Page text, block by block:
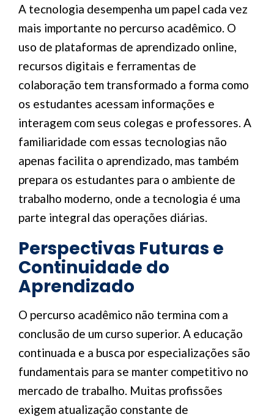
A tecnologia desempenha um papel cada vez
mais importante no percurso acadêmico. O
uso de plataformas de aprendizado online,
recursos digitais e ferramentas de
colaboração tem transformado a forma como
os estudantes acessam informações e
interagem com seus colegas e professores. A
familiaridade com essas tecnologias não
apenas facilita o aprendizado, mas também
prepara os estudantes para o ambiente de
trabalho moderno, onde a tecnologia é uma
parte integral das operações diárias.
Perspectivas Futuras e
Continuidade do
Aprendizado
O percurso acadêmico não termina com a
conclusão de um curso superior. A educação
continuada e a busca por especializações são
fundamentais para se manter competitivo no
mercado de trabalho. Muitas profissões
exigem atualização constante de